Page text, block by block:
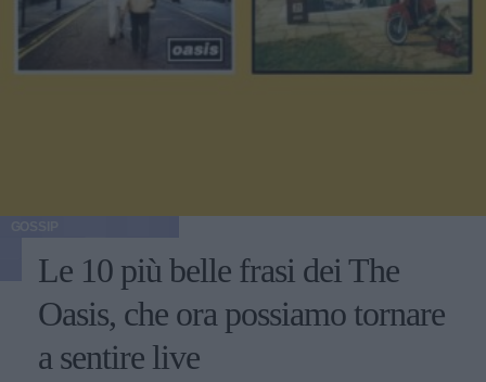
Le 10 più belle frasi dei The
Oasis, che ora possiamo tornare
a sentire live